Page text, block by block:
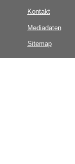
Kontakt
Mediadaten
Sitemap